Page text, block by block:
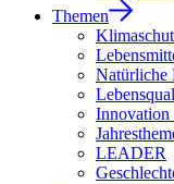
Themen
Natürliche
Innovation
LEADER